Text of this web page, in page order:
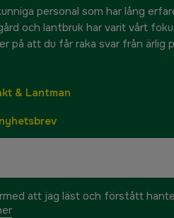
personal som har lång
och lantbruk har varit vårt
på att du får raka svar från ärlig
& Lantman
att jag läst och förstått